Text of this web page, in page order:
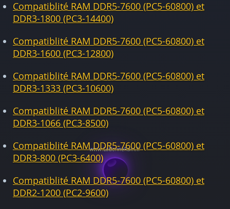
Compatiblité RAM DDR5-7600 (PC5-60800) et
DDR3-1800 (PC3-14400)
Compatiblité RAM DDR5-7600 (PC5-60800) et
DDR3-1600 (PC3-12800)
Compatiblité RAM DDR5-7600 (PC5-60800) et
DDR3-1333 (PC3-10600)
Compatiblité RAM DDR5-7600 (PC5-60800) et
DDR3-1066 (PC3-8500)
Compatiblité RAM DDR5-7600 (PC5-60800) et
DDR3-800 (PC3-6400)
Compatiblité RAM DDR5-7600 (PC5-60800) et
DDR2-1200 (PC2-9600)